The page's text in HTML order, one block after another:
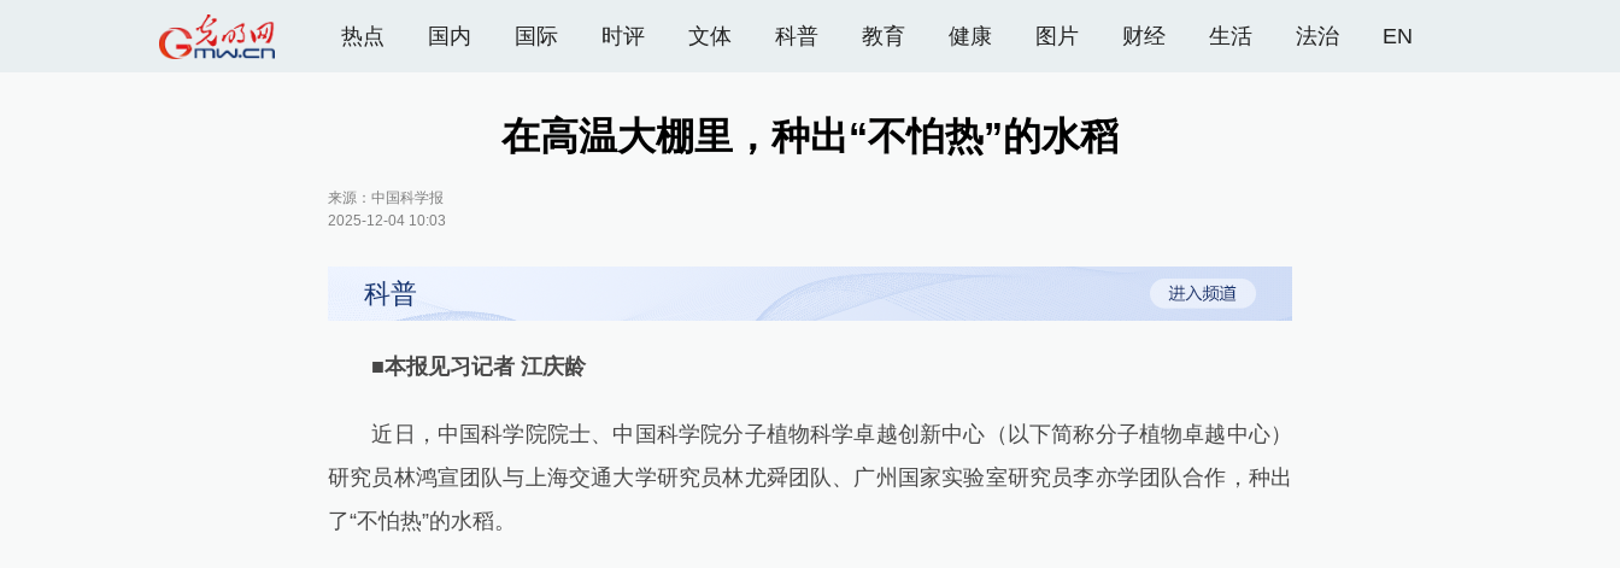
热点 国内 国际 时评 文体 科普 教育 健康 图片 财经 生活 法治 EN
在高温大棚里，种出“不怕热”的水稻
来源： 中国科学报
2025-12-04 10:03
科普
■本报见习记者 江庆龄
近日，中国科学院院士、中国科学院分子植物科学卓越创新中心（以下简称分子植物卓越中心）
研究员林鸿宣团队与上海交通大学研究员林尤舜团队、广州国家实验室研究员李亦学团队合作，种出
了“不怕热”的水稻。